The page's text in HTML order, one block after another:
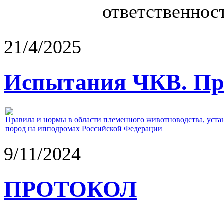
21/4/2025
Испытания ЧКВ.
Правила и нормы в области племенного животноводства,
пород на ипподромах Российской Федерации
9/11/2024
ПРОТОКОЛ